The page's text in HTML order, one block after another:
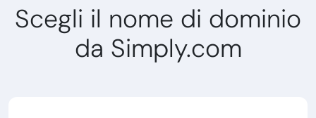
Scegli il nome di dominio
da Simply.com